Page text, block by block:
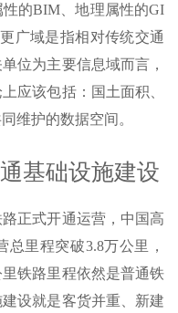
的BIM、地理属性的GI
广域是指相对传统交通
位为主要信息域而言，
应该包括：国土面积、
维护的数据空间。
基础设施建设
正式开通运营，中国高
总里程突破3.8万公里，
铁路里程依然是普通铁
设就是客货并重、新建